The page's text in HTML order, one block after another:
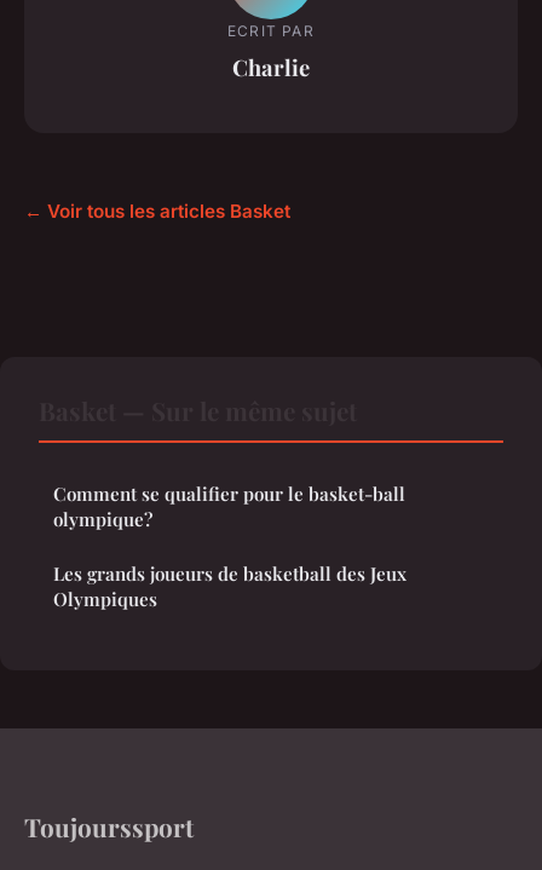
ECRIT PAR
Charlie
← Voir tous les articles Basket
Comment se qualifier pour le basket-ball
olympique?
Les grands joueurs de basketball des Jeux
Olympiques
Toujourssport